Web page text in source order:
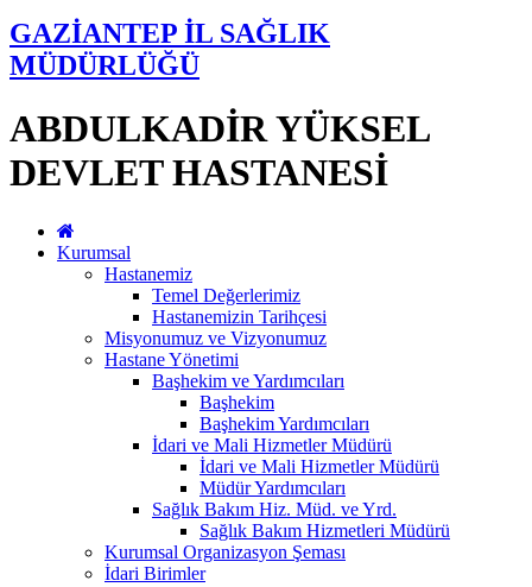
GAZİANTEP İL SAĞLIK
MÜDÜRLÜĞÜ
ABDULKADİR YÜKSEL
DEVLET HASTANESİ
Kurumsal
Hastanemiz
Temel Değerlerimiz
Hastanemizin Tarihçesi
Misyonumuz ve Vizyonumuz
Hastane Yönetimi
Başhekim ve Yardımcıları
Başhekim
Başhekim Yardımcıları
İdari ve Mali Hizmetler Müdürü
İdari ve Mali Hizmetler Müdürü
Müdür Yardımcıları
Sağlık Bakım Hiz. Müd. ve Yrd.
Sağlık Bakım Hizmetleri Müdürü
Kurumsal Organizasyon Şeması
İdari Birimler